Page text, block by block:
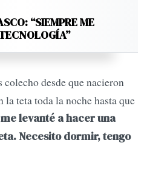
“SIEMPRE ME
desde que nacieron
la teta toda la noche hasta que
levanté a hacer una
Necesito dormir, tengo